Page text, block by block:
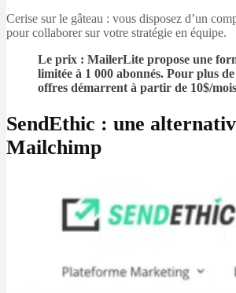
Cerise sur le gâteau : vous disposez d’un
pour collaborer sur votre stratégie en équipe.
Le prix : MailerLite propose une
limitée à 1 000 abonnés. Pour plus
offres démarrent à partir de 10$/
SendEthic : une
Mailchimp